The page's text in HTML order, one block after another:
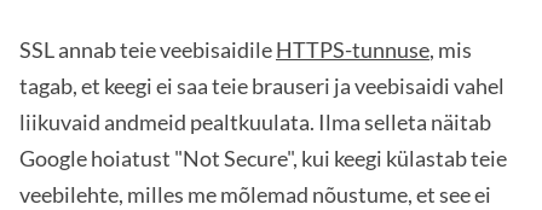
SSL annab teie veebisaidileHTTPS-tunnuse, mis
tagab, et keegi ei saa teie brauseri ja veebisaidi vahel
liikuvaid andmeid pealtkuulata. Ilma selleta näitab
Google hoiatust "Not Secure", kui keegi külastab teie
veebilehte, milles me mõlemad nõustume, et see ei